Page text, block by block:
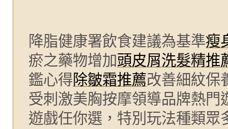
降脂健康署飲食建議為基準瘦
瘀之藥物增加頭皮屑洗髮精推
鑑心得除皺霜推薦改善細紋保
受刺激美胸按摩領導品牌熱門
遊戲任你選，特別玩法種類眾